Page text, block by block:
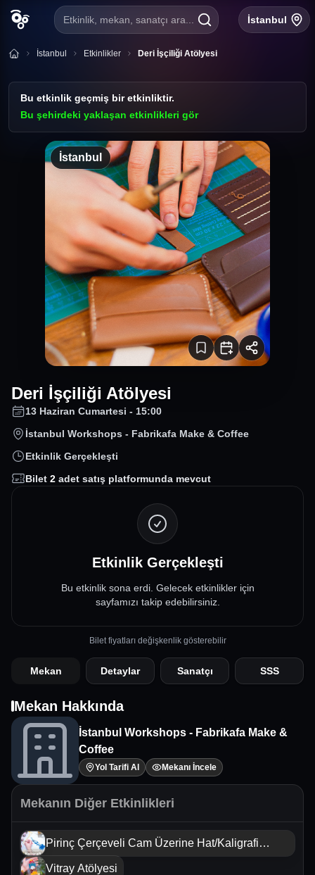
Etkinlik, mekan, sanatçı ara... İstanbul
İstanbul Etkinlikler Deri İşçiliği Atölyesi
Bu etkinlik geçmiş bir etkinliktir.
Bu şehirdeki yaklaşan etkinlikleri gör
İstanbul
Deri İşçiliği Atölyesi
13 Haziran Cumartesi - 15:00
İstanbul Workshops - Fabrikafa Make & Coffee
Etkinlik Gerçekleşti
Bilet 2 adet satış platformunda mevcut
Etkinlik Gerçekleşti
Bu etkinlik sona erdi. Gelecek etkinlikler için
sayfamızı takip edebilirsiniz.
Bilet fiyatları değişkenlik gösterebilir
Mekan Detaylar Sanatçı SSS
Mekan Hakkında
İstanbul Workshops - Fabrikafa Make &
Coffee
Yol Tarifi Al Mekanı İncele
Mekanın Diğer Etkinlikleri
Pirinç Çerçeveli Cam Üzerine Hat/Kaligrafi
Sanatı Atölyesi
Vitray Atölyesi